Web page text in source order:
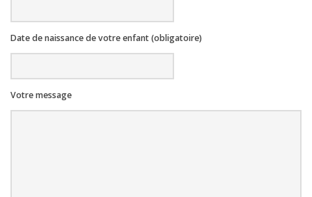
Date de naissance de votre enfant (obligatoire)
Votre message